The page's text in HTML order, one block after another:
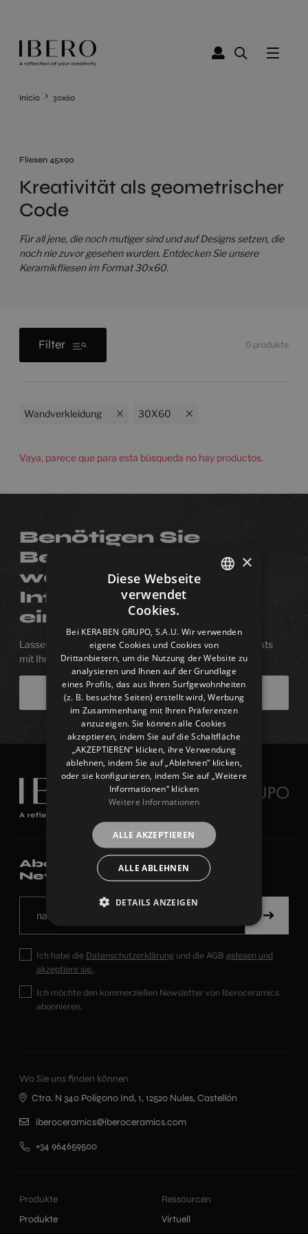
Inicio 30x60
Fliesen 45x90
Kreativität als geometrischer
Code
Für all jene, die noch mutiger sind und auf Designs setzen, die
noch nie zuvor gesehen wurden. Entdecken Sie unsere
Keramikfliesen im Format 30x60.
Filter 0 produkte
Wandverkleidung 30X60
Vaya, parece que para esta búsqueda no hay productos.
Benötigen Sie
Beratung oder
weitere
Informationen zu
einem Produkt?
Lassen Sie uns bei der Gestaltung Ihres nächsten Projekts
mit Ihnen sein. Wir beantworten gerne Ihre Fragen
Kontaktieren Sie uns
Abonnieren Sie unseren
Newsletter.
Ich habe die Datenschutzerklärungund die AGB gelesen und
akzeptiere sie..
Ich möchte den kommerziellen Newsletter von Iberoceramics
abonnieren.
Produkte
Produkte
Ressourcen
Virtuell
Wo Sie uns finden können
Ctra. N 340 Polígono Ind, 1, 12520 Nules, Castellón
iberoceramics@iberoceramics.com
+34 964659500
FRENCH
GERMAN
×
Diese Webseite
verwendet
Cookies.
Bei KERABEN GRUPO, S.A.U. Wir verwenden
eigene Cookies und Cookies von
Drittanbietern, um die Nutzung der Website zu
analysieren und Ihnen auf der Grundlage
eines Profils, das aus Ihren Surfgewohnheiten
(z. B. besuchte Seiten) erstellt wird, Werbung
im Zusammenhang mit Ihren Präferenzen
anzuzeigen. Sie können alle Cookies
akzeptieren, indem Sie auf die Schaltfläche
„AKZEPTIEREN“ klicken, ihre Verwendung
ablehnen, indem Sie auf „Ablehnen“ klicken,
oder sie konfigurieren, indem Sie auf „Weitere
Informationen“ klicken
Weitere Informationen
ALLE AKZEPTIEREN
ALLE ABLEHNEN
DETAILS ANZEIGEN